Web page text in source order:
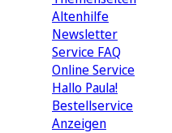
Altenhilfe
Newsletter
Service FAQ
Online Service
Hallo Paula!
Bestellservice
Anzeigen